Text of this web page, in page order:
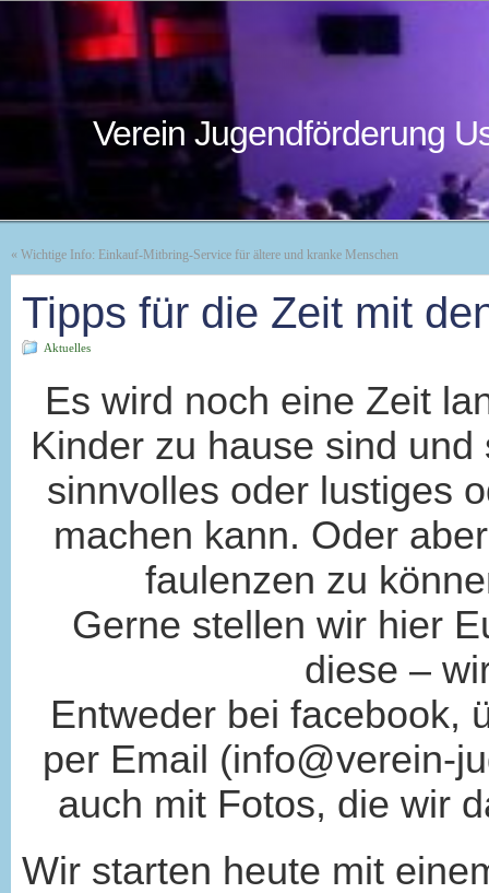
Verein Jugendförderung
« Wichtige Info: Einkauf-Mitbring-Service für ältere und kranke Menschen
Tipps für die Zeit mit
Aktuelles
Es wird noch eine Zeit
Kinder zu hause sind
sinnvolles oder lustiges
machen kann. Oder
faulenzen zu
Gerne stellen wir hier
diese –
Entweder bei facebook,
per Email (info@verein-
auch mit Fotos, die wir
Wir starten heute mit